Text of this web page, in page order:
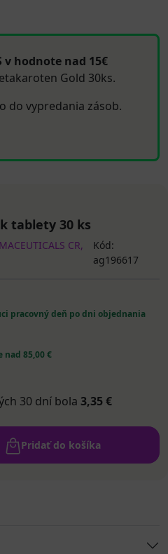
v hodnote nad 15€
Gold 30ks.
do vypredania zásob.
tablety 30 ks
CR,
Kód:
ag196617
pracovný deň po dni objednania
nad 85,00 €
30 dní bola 3,35 €
Pridať do košíka